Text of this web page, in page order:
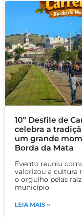
10º Desfile de
celebra a
um grande
Borda da Mata
Evento reuniu
valorizou a cultura
o orgulho pelas
município.
LEIA MAIS »